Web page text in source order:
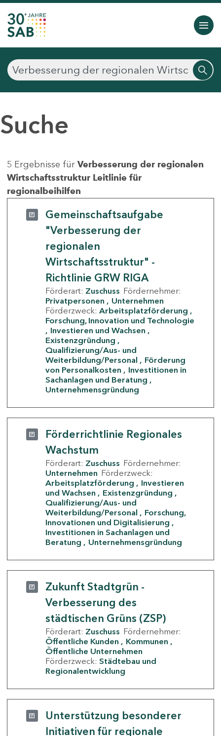
Suche
5 Ergebnisse für Verbesserung der regionalen
Wirtschaftsstruktur Leitlinie für
regionalbeihilfen
Gemeinschaftsaufgabe
"Verbesserung der
regionalen
Wirtschaftsstruktur" -
Richtlinie GRW RIGA
Förderart: Zuschuss Fördernehmer:
Privatpersonen
Unternehmen
Förderzweck: Arbeitsplatzförderung
Forschung, Innovation und Technologie
Investieren und Wachsen
Existenzgründung
Qualifizierung/Aus- und
Weiterbildung/Personal
Förderung
von Personalkosten
Investitionen in
Sachanlagen und Beratung
Unternehmensgründung
Förderrichtlinie Regionales
Wachstum
Förderart: Zuschuss Fördernehmer:
Unternehmen Förderzweck:
Arbeitsplatzförderung
Investieren
und Wachsen
Existenzgründung
Qualifizierung/Aus- und
Weiterbildung/Personal
Forschung,
Innovationen und Digitalisierung
Investitionen in Sachanlagen und
Beratung
Unternehmensgründung
Zukunft Stadtgrün -
Verbesserung des
städtischen Grüns (ZSP)
Förderart: Zuschuss Fördernehmer:
Öffentliche Kunden
Kommunen
Öffentliche Unternehmen
Förderzweck: Städtebau und
Regionalentwicklung
Unterstützung besonderer
Initiativen für regionale